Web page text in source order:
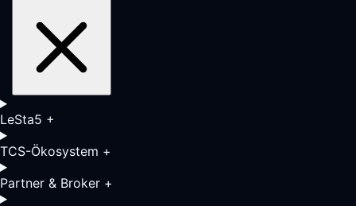
LeSta5 +
TCS-Ökosystem +
Partner & Broker +